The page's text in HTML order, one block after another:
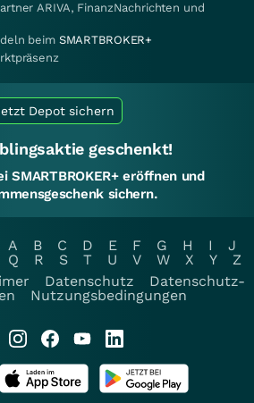
ARIVA, FinanzNachrichten und
beim SMARTBROKER+
Depot sichern
geschenkt!
SMARTBROKER+ eröffnen und
sichern.
A B C D E F G H I
J
Q R S T U V W X Y
Z
Datenschutz
Datenschutz-
Nutzungsbedingungen